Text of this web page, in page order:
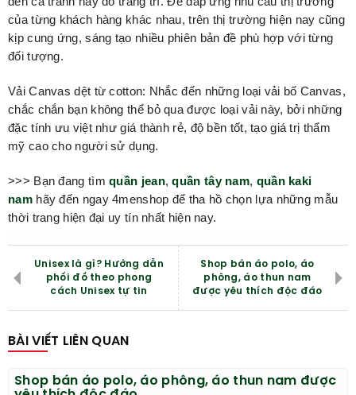
của từng khách hàng khác nhau, trên thị trường hiện nay cũng
kịp cung ứng, sáng tạo nhiều phiên bản đề phù hợp với từng
đối tượng.
Vải Canvas dệt từ cotton: Nhắc đến những loại vải bố Canvas,
chắc chắn bạn không thể bỏ qua được loại vải này, bởi những
đặc tính ưu việt như giá thành rẻ, độ bền tốt, tạo giá trị thẩm
mỹ cao cho người sử dụng.
>>> Bạn đang tìmquần jean,quần tây nam, quần kaki
namhãy đến ngay 4menshop để tha hồ chọn lựa những mẫu
thời trang hiện đại uy tín nhất hiện nay.
Unisex là gì? Hướng dẫn
phối đồ theo phong
cách Unisex tự tin
Shop bán áo polo, áo
phông, áo thun nam
được yêu thích độc đáo
BÀI VIẾT LIÊN QUAN
Shop bán áo polo, áo phông, áo thun nam được